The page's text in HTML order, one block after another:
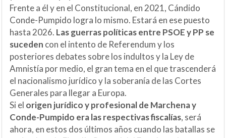
Frente a él y en el Constitucional, en 2021, Cándido
Conde-Pumpido logra lo mismo. Estará en ese puesto
hasta 2026. Las guerras políticas entre PSOE y PP se
suceden con el intento de Referendum y los
posteriores debates sobre los indultos y la Ley de
Amnistía por medio, el gran tema en el que trascenderá
el nacionalismo jurídico y la soberanía de las Cortes
Generales para llegar a Europa.
Si el origen jurídico y profesional de Marchena y
Conde-Pumpido era las respectivas fiscalías, será
ahora, en estos dos últimos años cuando las batallas se